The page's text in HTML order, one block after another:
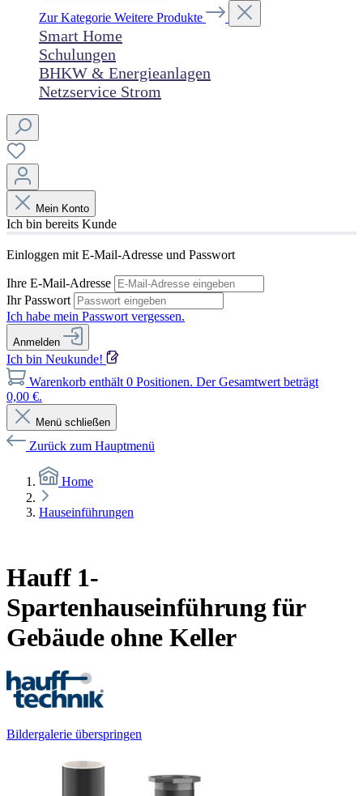
Zur Kategorie Weitere Produkte
Smart Home
Schulungen
BHKW & Energieanlagen
Netzservice Strom
Mein Konto
Ich bin bereits Kunde
Einloggen mit E-Mail-Adresse und Passwort
Ihre E-Mail-Adresse
Ihr Passwort
Ich habe mein Passwort vergessen.
Anmelden
Ich bin Neukunde!
Warenkorb enthält 0 Positionen. Der Gesamtwert beträgt
0,00 €.
Menü schließen
Zurück zum Hauptmenü
Home
Hauseinführungen
Hauff 1-
Spartenhauseinführung für
Gebäude ohne Keller
Bildergalerie überspringen